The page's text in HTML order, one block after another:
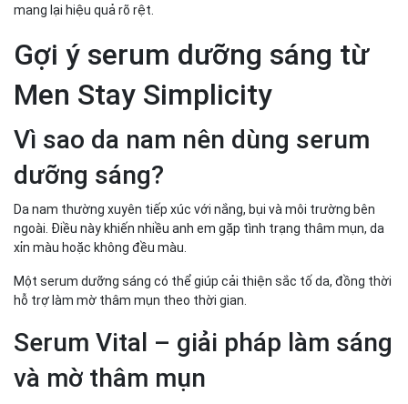
mang lại hiệu quả rõ rệt.
Gợi ý serum dưỡng sáng từ
Men Stay Simplicity
Vì sao da nam nên dùng serum
dưỡng sáng?
Da nam thường xuyên tiếp xúc với nắng, bụi và môi trường bên
ngoài. Điều này khiến nhiều anh em gặp tình trạng thâm mụn, da
xỉn màu hoặc không đều màu.
Một serum dưỡng sáng có thể giúp cải thiện sắc tố da, đồng thời
hỗ trợ làm mờ thâm mụn theo thời gian.
Serum Vital – giải pháp làm sáng
và mờ thâm mụn